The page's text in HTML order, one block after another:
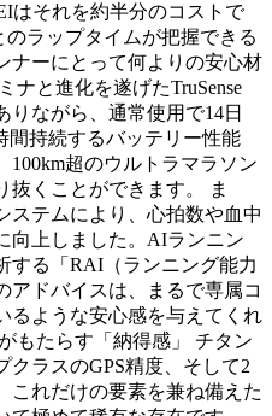
はそれを約半分のコストで
ラップタイムが把握できる
ナーにとって何よりの安心材
ナと進化を遂げたTruSense
ながら、通常使用で14日
間持続するバッテリー性能
100km超のウルトラマラソン
抜くことができます。 ま
ステムにより、心拍数や血中
向上しました。AIランニン
する「RAI（ランニング能力
アドバイスは、まるで専属コ
るような安心感を与えてくれ
もたらす「納得感」 チタン
クラスのGPS精度、そして2
これだけの要素を兼ね備えた